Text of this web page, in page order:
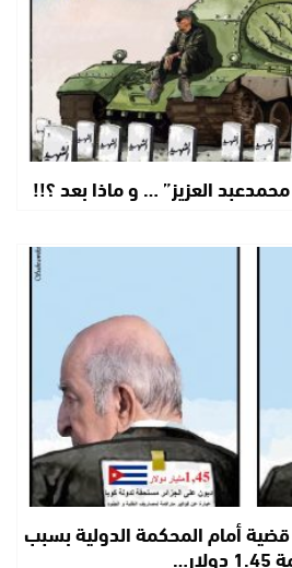
العزيز” … و ماذا بعد ؟!!
قضية أمام المحكمة الدولية بسبب